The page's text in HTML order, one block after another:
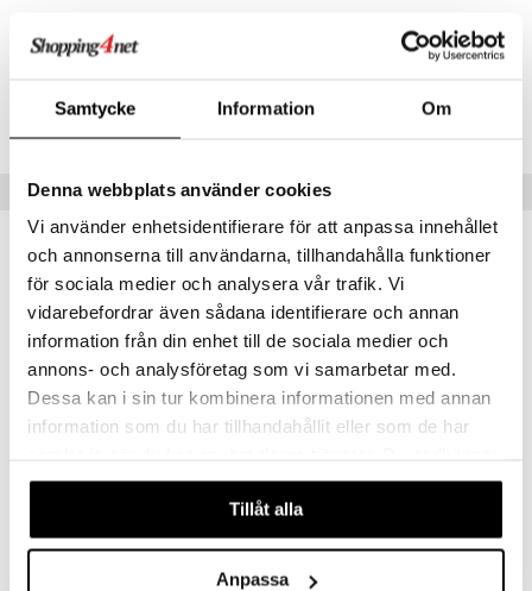
Samtycke Information Om
Denna webbplats använder cookies
Vi använder enhetsidentifierare för att anpassa innehållet
och annonserna till användarna, tillhandahålla funktioner
för sociala medier och analysera vår trafik. Vi
vidarebefordrar även sådana identifierare och annan
information från din enhet till de sociala medier och
annons- och analysföretag som vi samarbetar med.
Dessa kan i sin tur kombinera informationen med annan
information som du har tillhandahållit eller som de har
våra cookies vid fortsatt användande av vår webbplats.
Tillåt alla
Anpassa
HNB58-QK-120
Lägsta pris senaste 30 dagarna: 150 kr
Populära produkter
HELHETSHÄLSA